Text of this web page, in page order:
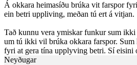
Á okkara heimasíðu brúka vit farspor
ein betri uppliving, meðan tú ert á vitjan.
Tað kunnu vera ymiskar funkur sum
um tú ikki vil brúka okkara farspor.
fyri at gera tína upplyving betri. Sí eisini
Neyðugar